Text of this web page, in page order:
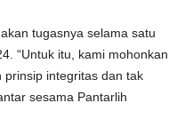
tugasnya selama satu
“Untuk itu, kami mohonkan
integritas dan tak
sesama Pantarlih